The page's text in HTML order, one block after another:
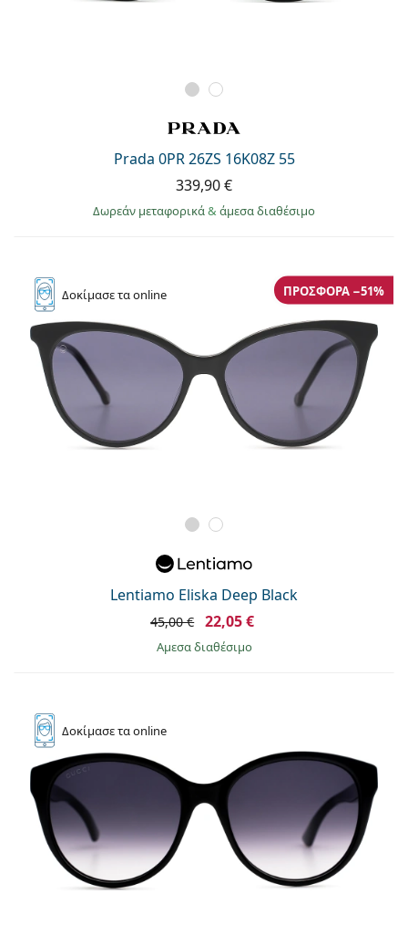
Prada 0PR 26ZS 16K08Z 55
339,90 €
Δωρεάν μεταφορικά& άμεσα διαθέσιμο
Δοκίμασετα online
Lentiamo Eliska Deep Black
ΠΡΟΣΦΟΡΆ −51%
45,00 € 22,05 €
άμεσα διαθέσιμο
Δοκίμασετα online